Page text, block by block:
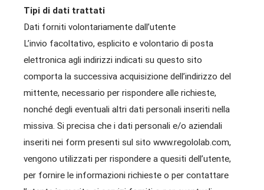
Tipi di dati trattati
Dati forniti volontariamente dall’utente
L’invio facoltativo, esplicito e volontario di posta
elettronica agli indirizzi indicati su questo sito
comporta la successiva acquisizione dell’indirizzo del
mittente, necessario per rispondere alle richieste,
nonché degli eventuali altri dati personali inseriti nella
missiva. Si precisa che i dati personali e/o aziendali
inseriti nei form presenti sul sito www.regololab.com,
vengono utilizzati per rispondere a quesiti dell’utente,
per fornire le informazioni richieste o per contattare